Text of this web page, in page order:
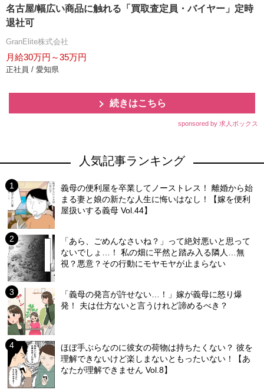
名古屋/幅広い商品に触れる「買取査定員・バイヤー」定時
退社可
GranElite株式会社
月給30万円～35万円
正社員 / 愛知県
続きはこちら
sponsored by 求人ボックス
人気記事ランキング
義母の便利屋を卒業してノーストレス！ 離婚から始
まる妻と娘の新たな人生に悔いはなし！【嫁を便利
屋扱いする義母 Vol.44】
「あら、ごめんなさいね？」って絶対悪いと思って
ないでしょ…！ 私の畑に平然と踏み入る隣人…無
視？悪意？その行動にモヤモヤが止まらない
「義母の発言が許せない…！」嫁が義母に怒り爆
発！ 夫は仕方ないと言うけれど諦めるべき？
ほぼ手ぶらなのに彼女の荷物は持ちたくない？ 彼を
理解できないけど楽しまないともったいない！【あ
なたが理解できません Vol.8】